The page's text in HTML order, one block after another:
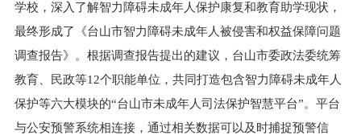
学校，深入了解智力障碍未成年人保护康复和教育助学现状，
最终形成了《台山市智力障碍未成年人被侵害和权益保障问题
调查报告》。根据调查报告提出的建议，台山市委政法委统筹
教育、民政等12个职能单位，共同打造包含智力障碍未成年人
保护等六大模块的“台山市未成年人司法保护智慧平台”。平台
与公安预警系统相连接，通过相关数据可以及时捕捉预警信